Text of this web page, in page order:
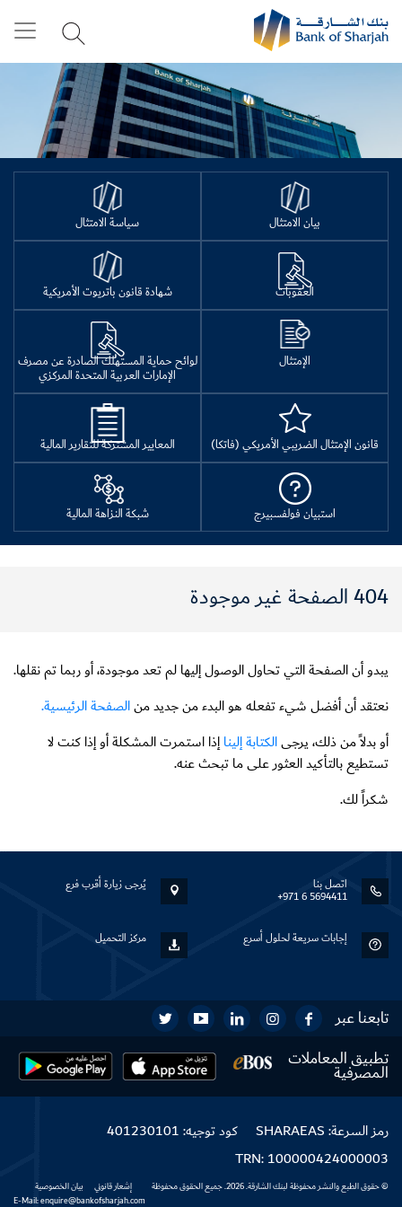
بيان الامتثال سياسة الامتثال
العقوبات شهادة قانون باتريوت الأمريكية
الإمتثال لوائح حماية المستهلك الصادرة عن مصرف
الإمارات العربية المتحدة المركزي
قانون الإمتثال الضريبي الأمريكي (فاتكا) المعايير المشتركة للتقارير المالية
استبيان فولفسبيرج شبكة النزاهة المالية
404 الصفحة غير موجودة
يبدو أن الصفحة التي تحاول الوصول إليها لم تعد موجودة، أو ربما تم نقلها.
نعتقد أن أفضل شيء تفعله هو البدء من جديد منالصفحة الرئيسية.
أو بدلاً من ذلك، يرجىالكتابة إليناإذا استمرت المشكلة أو إذا كنت لا
تستطيع بالتأكيد العثور على ما تبحث عنه.
شكراً لك.
اتصل بنا
+971 6 5694411
يُرجى زيارة أقرب فرع
إجابات سريعة لحلول أسرع مركز التحميل
تابعنا عبر
تطبيق المعاملات
المصرفية
رمز السرعة: SHARAEAS
كود توجيه: 401230101
TRN: 100000424000003
© حقوق الطبع والنشر محفوظة لبنك الشارقة. 2026. جميع الحقوق محفوظة إشعار قانوني
بيان الخصوصية
E-Mail: enquire@bankofsharjah.com